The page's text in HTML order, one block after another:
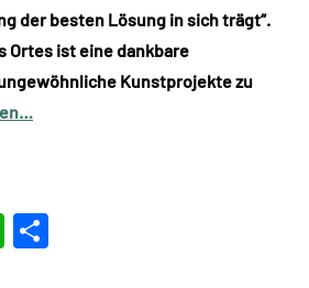
der besten Lösung in sich trägt“.
Ortes ist eine dankbare
Kunstprojekte zu
WhatsApp